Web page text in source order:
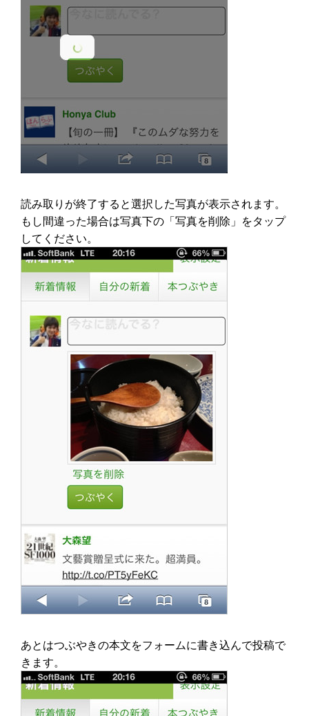
読み取りが終了すると選択した写真が表示されます。
もし間違った場合は写真下の「写真を削除」をタップ
してください。
あとはつぶやきの本文をフォームに書き込んで投稿で
きます。